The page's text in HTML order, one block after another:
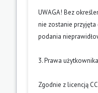
UWAGA! Bez
nie zostanie
podania
3. Prawa użytkownika
Zgodnie z licencją